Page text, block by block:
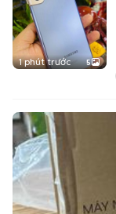
1 phút trước 5